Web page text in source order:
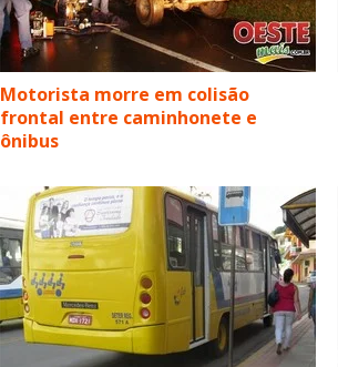
Motorista morre em colisão
frontal entre caminhonete e
ônibus